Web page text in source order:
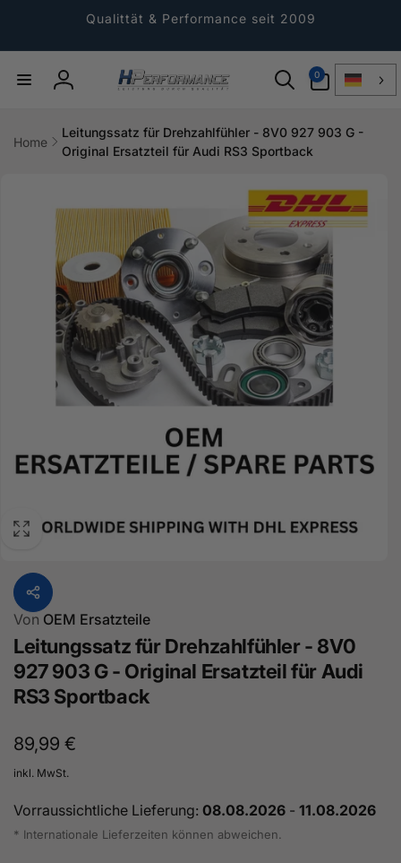
Qualittät & Performance seit 2009
Einloggen
0
Artikel
Home
Leitungssatz für Drehzahlfühler - 8V0 927 903 G -
Original Ersatzteil für Audi RS3 Sportback
Von OEM Ersatzteile
Leitungssatz für Drehzahlfühler - 8V0
927 903 G - Original Ersatzteil für Audi
RS3 Sportback
Normaler
Preis
89,99 €
inkl. MwSt.
Vorraussichtliche Lieferung: 08.08.2026 - 11.08.2026
* Internationale Lieferzeiten können abweichen.